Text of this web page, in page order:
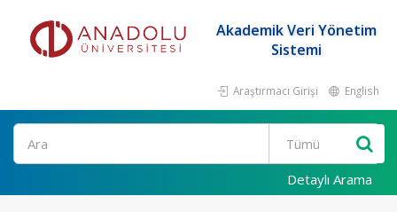
Akademik Veri Yönetim
Sistemi
Araştırmacı Girişi English
Ara
Detaylı Arama